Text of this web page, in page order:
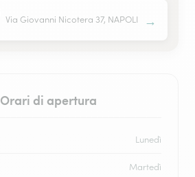
Via Giovanni Nicotera 37, NAPOLI →
Orari di apertura
Lunedì
Martedì